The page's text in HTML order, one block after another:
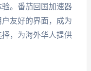
。番茄回国加速器
友好的界面，成为
，为海外华人提供